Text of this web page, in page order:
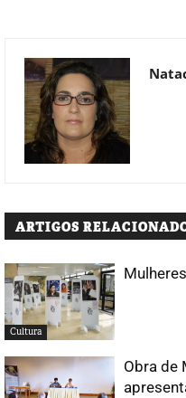
ARTIGOS
Cultura
Obra de